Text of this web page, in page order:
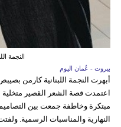
النجمة
بيروت - عُمان اليوم
أبهرت النجمة اللبنانية كارمن
اعتمدت قصة الشعر القصير متخلية
مبتكرة وخاطفة جمعت بين التصاميم
النهارية والمناسبات الرسمية.